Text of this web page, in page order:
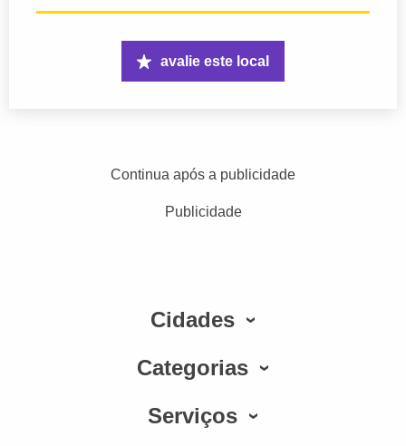
avalie este local
Continua após a publicidade
Publicidade
Cidades
Categorias
Serviços